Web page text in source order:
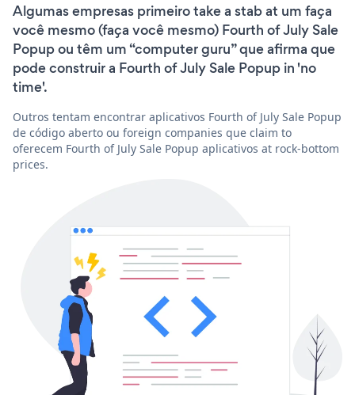
Algumas empresas primeiro take a stab at um faça
você mesmo (faça você mesmo) Fourth of July Sale
Popup ou têm um “computer guru” que afirma que
pode construir a Fourth of July Sale Popup in 'no
time'.
Outros tentam encontrar aplicativos Fourth of July Sale Popup
de código aberto ou foreign companies que claim to
oferecem Fourth of July Sale Popup aplicativos at rock-bottom
prices.